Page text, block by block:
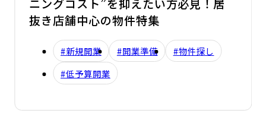
ニングコスト”を抑えたい方必見！居
抜き店舗中心の物件特集
#新規開業 #開業準備
#物件探し
#低予算開業